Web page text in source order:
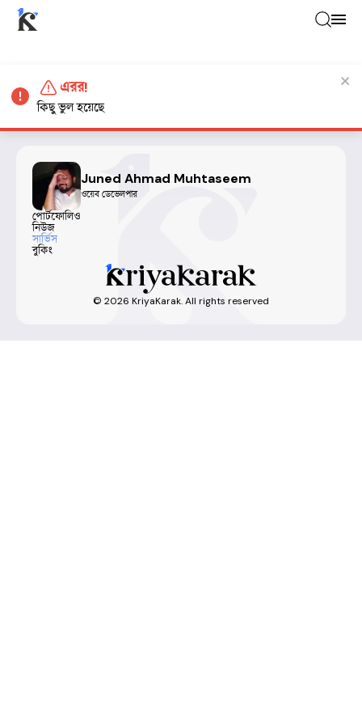
Juned Ahmad Muhtaseem
ওয়েব ডেভেলপার
পোর্টফোলিও
নিউজ
সার্ভিস
বুকিং
© 2026 KriyaKarak. All rights reserved
এরর!
কিছু ভুল হয়েছে